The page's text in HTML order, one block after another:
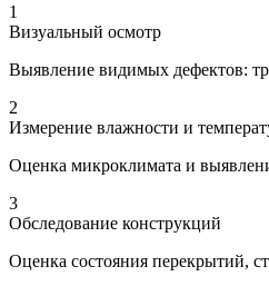
1
Визуальный осмотр
Выявление видимых дефектов:
2
Измерение влажности и
Оценка микроклимата и
3
Обследование конструкций
Оценка состояния перекрытий,